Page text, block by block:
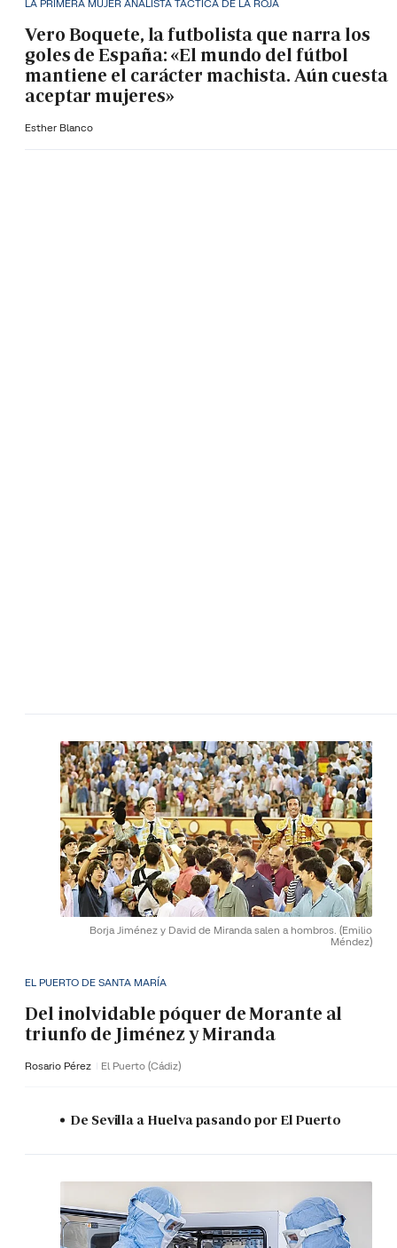
LA PRIMERA MUJER ANALISTA TÁCTICA DE LA ROJA
Vero Boquete, la futbolista que narra los
goles de España: «El mundo del fútbol
mantiene el carácter machista. Aún cuesta
aceptar mujeres»
Esther Blanco
Borja Jiménez y David de Miranda salen a hombros. (Emilio
Méndez)
EL PUERTO DE SANTA MARÍA
Del inolvidable póquer de Morante al
triunfo de Jiménez y Miranda
Rosario Pérez El Puerto (Cádiz)
De Sevilla a Huelva pasando por El Puerto